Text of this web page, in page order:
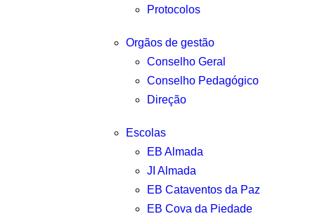
Protocolos
Orgãos de gestão
Conselho Geral
Conselho Pedagógico
Direção
Escolas
EB Almada
JI Almada
EB Cataventos da Paz
EB Cova da Piedade